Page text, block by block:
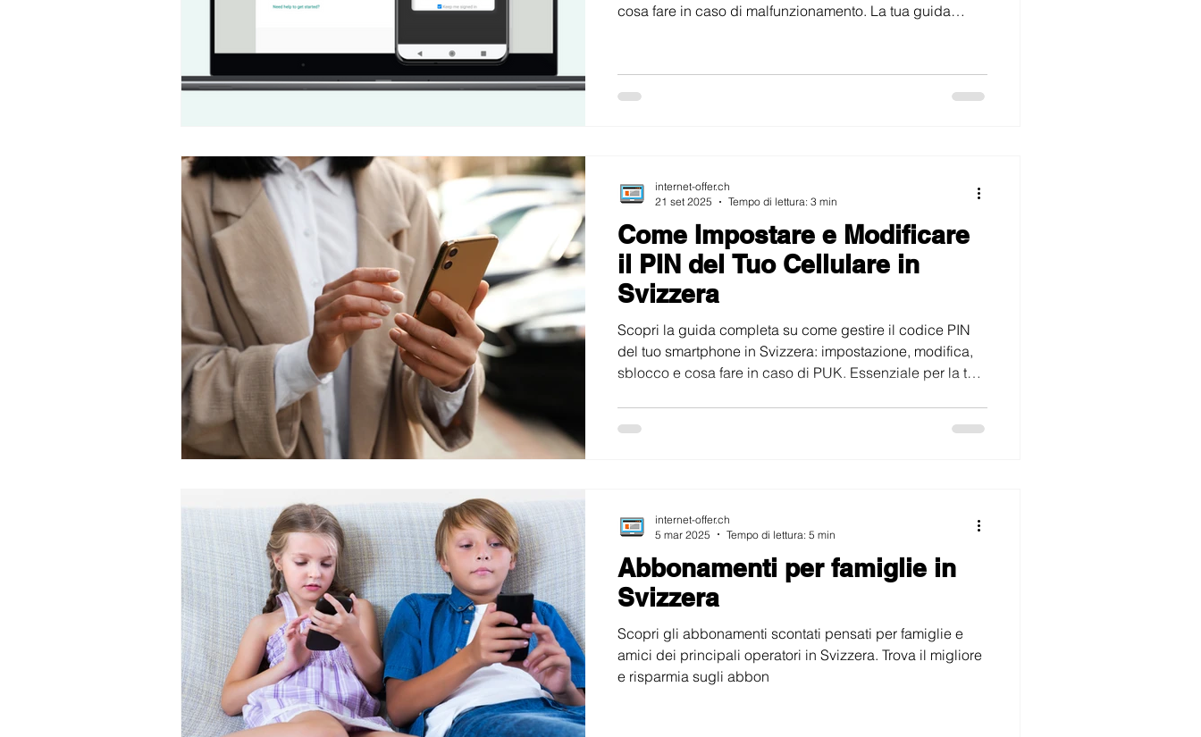
cosa fare in caso di malfunzionamento. La tua guida
Come Impostare e Modificare
il PIN del Tuo Cellulare in
Svizzera
Scopri la guida completa su come gestire il codice PIN
del tuo smartphone in Svizzera: impostazione, modifica,
sblocco e cosa fare in caso di PUK. Essenziale per la tua
internet-offer.ch
21 set 2025
Tempo di lettura: 3 min
Abbonamenti per famiglie in
Svizzera
Scopri gli abbonamenti scontati pensati per famiglie e
amici dei principali operatori in Svizzera. Trova il migliore
e risparmia sugli abbon
internet-offer.ch
5 mar 2025
Tempo di lettura: 5 min